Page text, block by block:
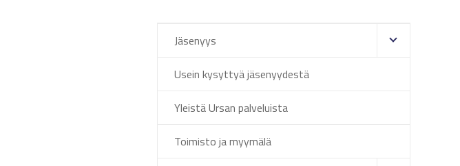
Jäsenyys
Usein kysyttyä jäsenyydestä
Yleistä Ursan palveluista
Toimisto ja myymälä